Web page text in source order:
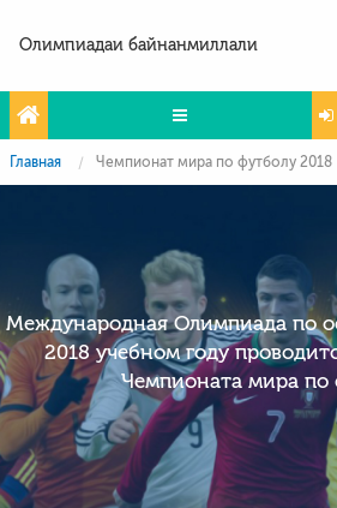
Олимпиадаи байнанмиллали
Олимпиада
Partners
Контакты
Фото и видео
Главная Чемпионат мира по футболу 2018
Международная Олимпиада по
2018 учебном году
Чемпионата мира по